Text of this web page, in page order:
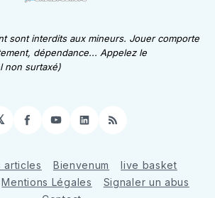
sont interdits aux mineurs. Jouer comporte
dépendance... Appelez le
non surtaxé)
Facebook
YouTube
LinkedIn
RSS
articles Bienvenum
live basket
Mentions Légales
Signaler un abus